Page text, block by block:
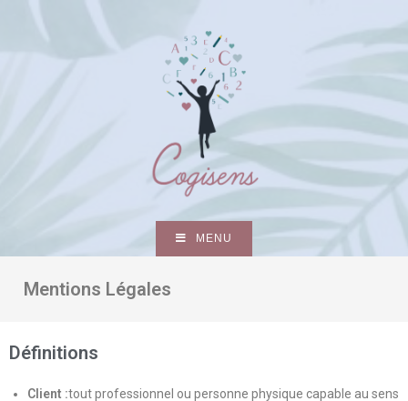
MENU
Mentions Légales
Définitions
Client :tout professionnel ou personne physique capable au sens